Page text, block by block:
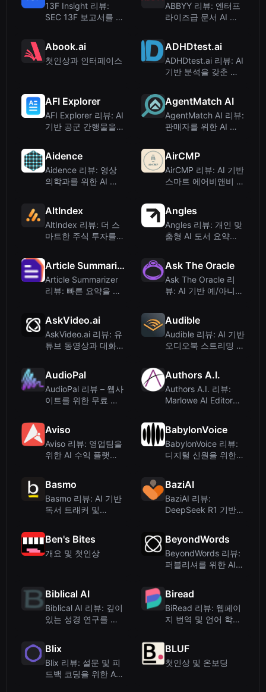
13F Insight 리뷰:
SEC 13F 보고서를 위
ABBYY 리뷰: 엔터프
라이즈급 문서 AI 및
Abook.ai
첫인상과 인터페이스
ADHDtest.ai
ADHDtest.ai 리뷰: AI
기반 분석을 갖춘 무
AFI Explorer
AFI Explorer 리뷰: AI
기반 공군 간행물을
AgentMatch AI
AgentMatch AI 리뷰:
판매자를 위한 AI 기
Aidence
Aidence 리뷰: 영상
의학과를 위한 AI 기
AirCMP
AirCMP 리뷰: AI 기반
스마트 에어비앤비 비
AltIndex
AltIndex 리뷰: 더 스
마트한 주식 투자를
Angles
Angles 리뷰: 개인 맞
춤형 AI 도서 요약으
Article Summarizer
Article Summarizer
리뷰: 빠른 요약을 위
Ask The Oracle
Ask The Oracle 리
뷰: AI 기반 예/아니오
AskVideo.ai
AskVideo.ai 리뷰: 유
튜브 동영상과 대화하
Audible
Audible 리뷰: AI 기반
오디오북 스트리밍 및
AudioPal
AudioPal 리뷰 – 웹사
이트를 위한 무료 텍
Authors A.I.
Authors A.I. 리뷰:
Marlowe AI Editor가
Aviso
Aviso 리뷰: 영업팀을
위한 AI 수익 플랫폼 –
BabylonVoice
BabylonVoice 리뷰:
디지털 신원을 위한
Basmo
Basmo 리뷰: AI 기반
독서 트래커 및
BaziAI
BaziAI 리뷰:
DeepSeek R1 기반
Ben's Bites
개요 및 첫인상
BeyondWords
BeyondWords 리뷰:
퍼블리셔를 위한 AI
Biblical AI
Biblical AI 리뷰: 깊이
있는 성경 연구를 위
Biread
BiRead 리뷰: 웹페이
지 번역 및 언어 학습
Blix
Blix 리뷰: 설문 및 피
드백 코딩을 위한 AI
BLUF
첫인상 및 온보딩